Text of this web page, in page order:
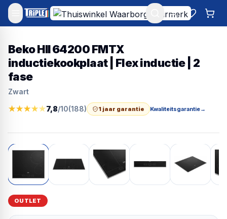
Mijn account
Beko HII 64200 FMTX
inductiekookplaat | Flex inductie | 2
fase
Zwart
★★★★★7,8/10(188) 1 jaar garantie Kwaliteitsgarantie→
OUTLET